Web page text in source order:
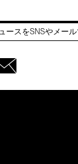
ースをSNSやメー
員